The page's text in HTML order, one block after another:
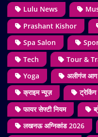
Lulu News
Prashant Kishor
Spa Salon
Tech
Tour &
Yoga
अलीगंज आग
क्राइम न्यूज़
ट्रेकिंग
फायर सेफ्टी नियम
लखनऊ अग्निकांड 2026